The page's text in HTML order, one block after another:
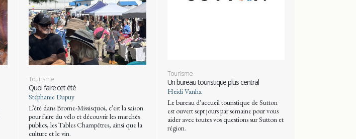
Tourisme
Quoi faire cet été
Stéphanie Dupuy
L’été dans Brome-Missisquoi, c’est la saison
pour faire du vélo et découvrir les marchés
publics, les Tables Champêtres, ainsi que la
culture et le vin.
Tourisme
Un bureau touristique plus central
Heidi Vanha
Le bureau d’accueil touristique de Sutton
est ouvert sept jours par semaine pour vous
aider avec toutes vos questions sur Sutton et
région.